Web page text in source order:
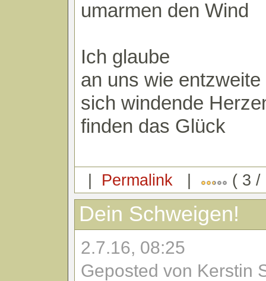
umarmen den Wind
Ich glaube
an uns wie entzweite
sich windende
finden das Glück
| Permalink | ( 3 /
Dein Schweigen!
2.7.16, 08:25
Geposted von Kerstin